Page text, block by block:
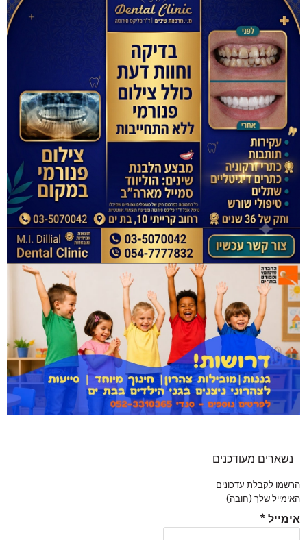
נשארים מעודכנים
הרשמו לקבלת עדכונים
האימייל שלך (חובה)
אימייל *